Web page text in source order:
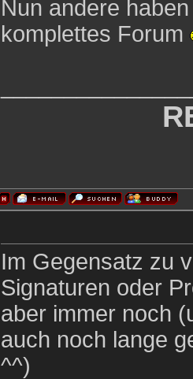
Nun andere
komplettes Forum
Im Gegensatz zu
Signaturen oder
aber immer noch
auch noch lange
^^)